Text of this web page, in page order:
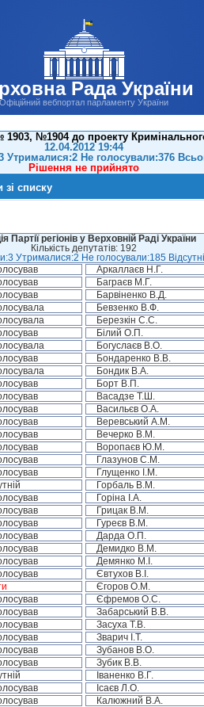
Рада України
Офіційний вебпортал парламенту України
№1904 до проекту
12.04.2012 19:44
Утрималися:2 Не голосували:376
Рішення не прийнято
зі списку
Партії регіонів у Верховній Раді України
Кількість депутатів: 192
Утрималися:2 Не голосували:185
Аркаллаєв Н.Г.
Баграєв М.Г.
Барвіненко В.Д.
Бевзенко В.Ф.
Березкін С.С.
Білий О.П.
Богуслаєв В.О.
Бондаренко В.В.
Бондик В.А.
Борт В.П.
Васадзе Т.Ш.
Васильєв О.А.
Веревський А.М.
Вечерко В.М.
Воропаєв Ю.М.
Глазунов С.М.
Глущенко І.М.
Горбаль В.М.
Горіна І.А.
Грицак В.М.
Гуреєв В.М.
Дарда О.П.
Демидко В.М.
Демянко М.І.
Євтухов В.І.
Єгоров О.М.
Єфремов О.С.
Забарський В.В.
Засуха Т.В.
Зварич І.Т.
Зубанов В.О.
Зубик В.В.
Іваненко В.Г.
Ісаєв Л.О.
Калюжний В.А.